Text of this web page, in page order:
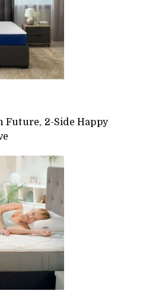
Future, 2-Side Happy